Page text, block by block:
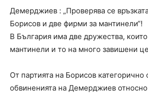
Демерджиев : „Проверява се
Борисов и две фирми за мантинели“!
В България има две дружества, които
мантинели и то на много завишени
От партията на Борисов категорично
обвиненията на Демерджиев